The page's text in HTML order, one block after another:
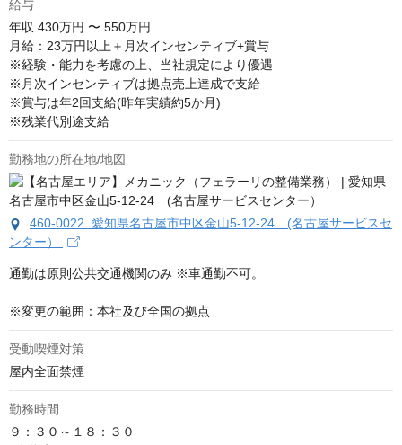
給与
年収 430万円 〜 550万円
月給：23万円以上＋月次インセンティブ+賞与
※経験・能力を考慮の上、当社規定により優遇
※月次インセンティブは拠点売上達成で支給
※賞与は年2回支給(昨年実績約5か月)
※残業代別途支給
勤務地の所在地/地図
460-0022 愛知県名古屋市中区金山5-12-24 (名古屋サービスセ
ンター）
通勤は原則公共交通機関のみ ※車通勤不可。
※変更の範囲：本社及び全国の拠点
受動喫煙対策
屋内全面禁煙
勤務時間
９：３０～１８：３０